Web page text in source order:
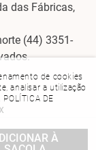
de cookies
analisar a utilização
POLÍTICA DE
À
das Fábricas,
(44) 3351-